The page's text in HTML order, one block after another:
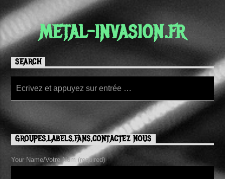
METAL-INVASION.FR
SEARCH
GROUPES,LABELS,FANS,CONTACTEZ NOUS
Your Name/Votre Nom (required)